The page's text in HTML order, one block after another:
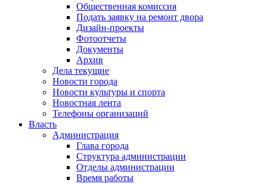
Общественная комиссия
Подать заявку на ремонт двора
Дизайн-проекты
Фотоотчеты
Документы
Архив
Дела текущие
Новости города
Новости культуры и спорта
Новостная лента
Телефоны организаций
Власть
Администрация
Глава города
Структура администрации
Отделы администрации
Время работы